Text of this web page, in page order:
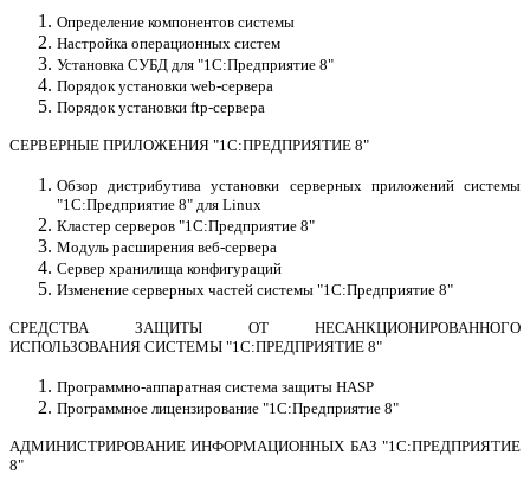
Определение компонентов системы
Настройка операционных систем
Установка СУБД для "1С:Предприятие 8"
Порядок установки web-сервера
Порядок установки ftp-сервера
СЕРВЕРНЫЕ ПРИЛОЖЕНИЯ "1С:ПРЕДПРИЯТИЕ 8"
Обзор дистрибутива установки серверных приложений системы
"1С:Предприятие 8" для Linux
Кластер серверов "1С:Предприятие 8"
Модуль расширения веб-сервера
Сервер хранилища конфигураций
Изменение серверных частей системы "1С:Предприятие 8"
СРЕДСТВА ЗАЩИТЫ ОТ НЕСАНКЦИОНИРОВАННОГО
ИСПОЛЬЗОВАНИЯ СИСТЕМЫ "1С:ПРЕДПРИЯТИЕ 8"
Программно-аппаратная система защиты HASP
Программное лицензирование "1С:Предприятие 8"
АДМИНИСТРИРОВАНИЕ ИНФОРМАЦИОННЫХ БАЗ "1С:ПРЕДПРИЯТИЕ
8"